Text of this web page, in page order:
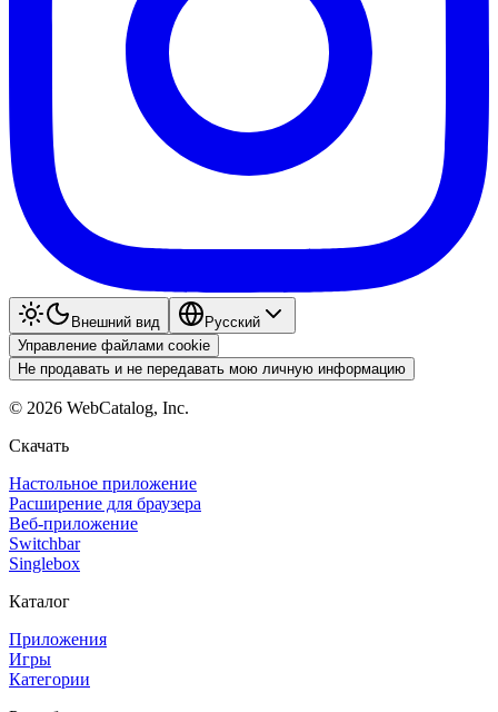
Внешний вид
Pyccкий
Управление файлами cookie
Не продавать и не передавать мою личную информацию
© 2026 WebCatalog, Inc.
Скачать
Настольное приложение
Расширение для браузера
Веб-приложение
Switchbar
Singlebox
Каталог
Приложения
Игры
Категории